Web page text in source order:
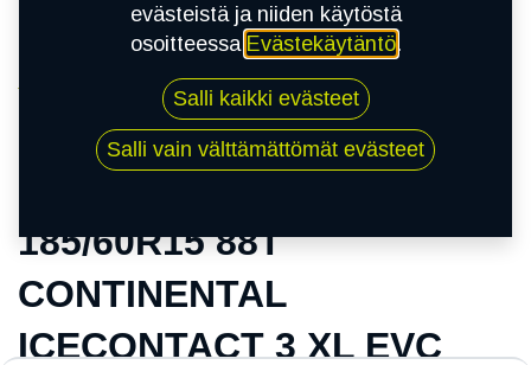
185/60R15 88T CONTINENTAL ICECONTACT 3
XL EVC
185/60R15 88T
CONTINENTAL
ICECONTACT 3 XL EVC
evästeistä ja niiden käytöstä
osoitteessa Evästekäytäntö.
Salli kaikki evästeet
Salli vain välttämättömät evästeet